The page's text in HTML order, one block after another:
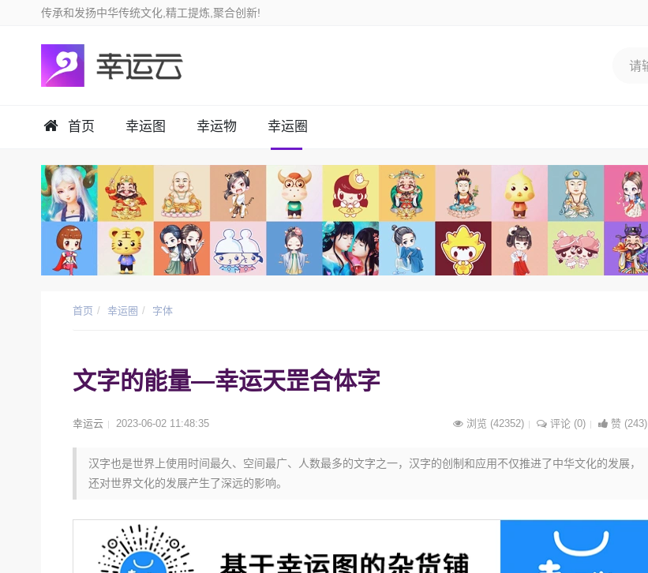
首页 幸运图 幸运物 幸运圈
首页 幸运圈 字体
文字的能量—幸运天罡合体字
幸运云 2023-06-02 11:48:35 浏览 (42352) 评论 (0) 赞 (243)
汉字也是世界上使用时间最久、空间最广、人数最多的文字之一，汉字的创制和应用不仅推进了中华文化的发展，
还对世界文化的发展产生了深远的影响。
教你选出幸运的色彩-幸运潘通色
文创 2020-04-03 28 文创 2019-11-20